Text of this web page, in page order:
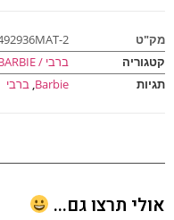
02492936MAT-2
ברבי / BARBIE
Barbie
,ברבי
תרצו גם...